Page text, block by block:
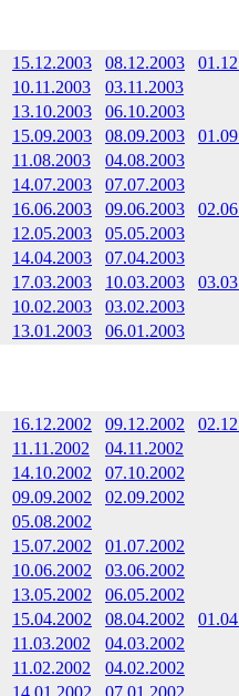
15.12.2003 08.12.2003
10.11.2003
03.11.2003
13.10.2003
06.10.2003
15.09.2003 08.09.2003
11.08.2003
04.08.2003
14.07.2003
07.07.2003
16.06.2003 09.06.2003
12.05.2003
05.05.2003
14.04.2003
07.04.2003
17.03.2003 10.03.2003
10.02.2003
03.02.2003
13.01.2003 06.01.2003
16.12.2002 09.12.2002
11.11.2002
04.11.2002
14.10.2002
07.10.2002
09.09.2002
02.09.2002
05.08.2002
15.07.2002
01.07.2002
10.06.2002
03.06.2002
13.05.2002
06.05.2002
15.04.2002 08.04.2002
11.03.2002
04.03.2002
11.02.2002
04.02.2002
14.01.2002 07.01.2002